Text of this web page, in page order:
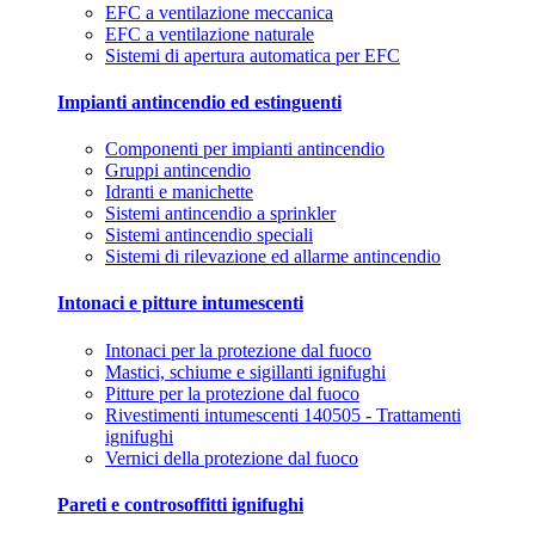
EFC a ventilazione meccanica
EFC a ventilazione naturale
Sistemi di apertura automatica per EFC
Impianti antincendio ed estinguenti
Componenti per impianti antincendio
Gruppi antincendio
Idranti e manichette
Sistemi antincendio a sprinkler
Sistemi antincendio speciali
Sistemi di rilevazione ed allarme antincendio
Intonaci e pitture intumescenti
Intonaci per la protezione dal fuoco
Mastici, schiume e sigillanti ignifughi
Pitture per la protezione dal fuoco
Rivestimenti intumescenti 140505 - Trattamenti
ignifughi
Vernici della protezione dal fuoco
Pareti e controsoffitti ignifughi